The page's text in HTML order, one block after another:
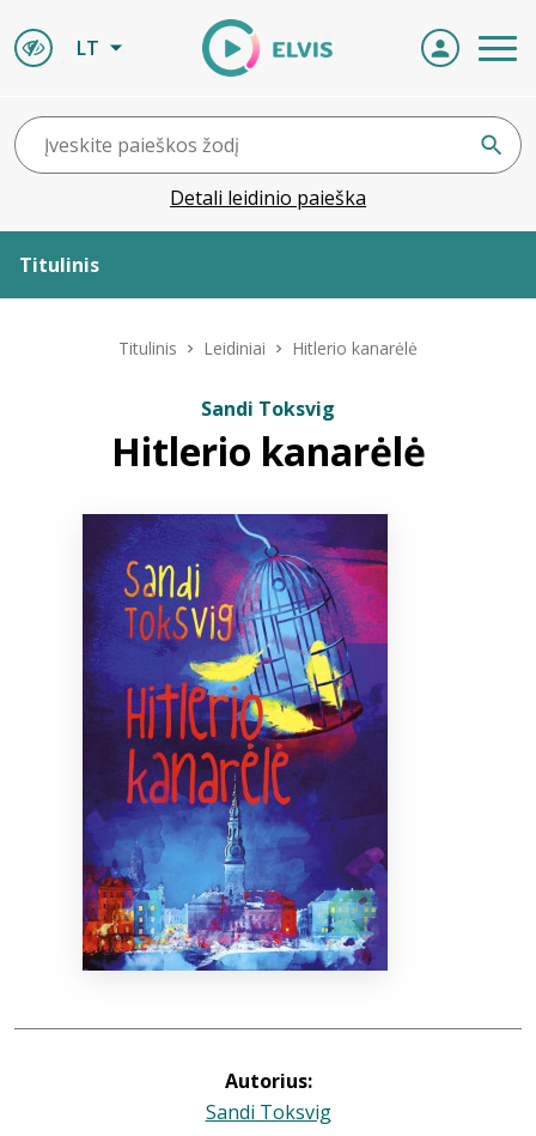
LT
Detali leidinio paieška
Titulinis
ELVIS atvyksta
Naujienos
Bibliotekoms
Titulinis Leidiniai Hitlerio kanarėlė
Sandi Toksvig
Hitlerio kanarėlė
Autorius:
Sandi Toksvig